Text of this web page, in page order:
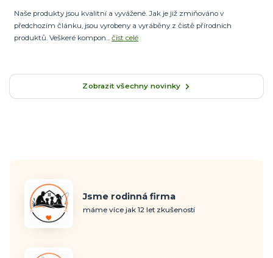
Naše produkty jsou kvalitní a vyvážené. Jak je již zmiňováno v
předchozím článku, jsou vyrobeny a vyráběny z čistě přírodních
produktů. Veškeré kompon... číst celé
Zobrazit všechny novinky
Jsme rodinná firma
máme více jak 12 let zkušeností